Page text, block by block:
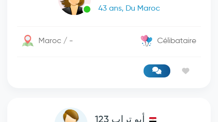
43 ans, Du Maroc
Maroc / - Célibataire
أبو تراب 123